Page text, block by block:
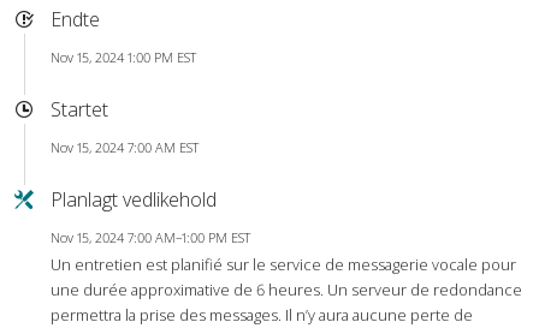
Endte
Nov 15, 2024 1:00 PM EST
Startet
Nov 15, 2024 7:00 AM EST
Planlagt vedlikehold
Nov 15, 2024 7:00 AM–1:00 PM EST
Un entretien est planifié sur le service de messagerie vocale pour
une durée approximative de 6 heures. Un serveur de redondance
permettra la prise des messages. Il n’y aura aucune perte de